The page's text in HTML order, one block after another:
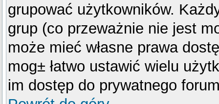
grupować użytkowników.
grup (co przeważnie nie jest
może mieć własne prawa
mog± łatwo ustawić wielu
im dostęp do prywatnego